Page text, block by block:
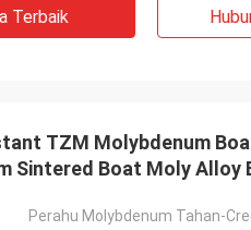
Terbaik
TZM Molybdenum
Sintered Boat Moly Alloy
Perahu Molybdenum Tahan-